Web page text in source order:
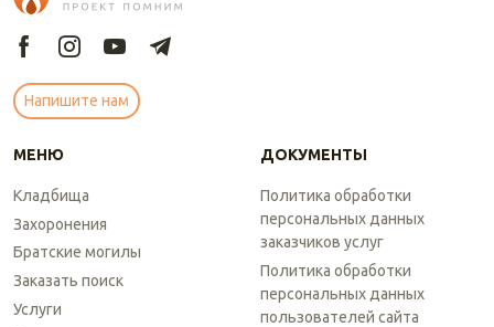
Напишите нам
МЕНЮ
Кладбища
Захоронения
Братские могилы
Заказать поиск
Услуги
ДОКУМЕНТЫ
Политика обработки
персональных данных
заказчиков услуг
Политика обработки
персональных данных
пользователей сайта